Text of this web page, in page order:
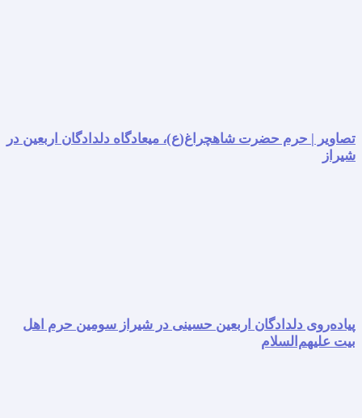
تصاویر | حرم حضرت شاهچراغ(ع)، میعادگاه دلدادگان اربعین در
شیراز
پیاده‌روی دلدادگان اربعین حسینی در شیراز سومین حرم اهل
بیت علیهم‌السلام